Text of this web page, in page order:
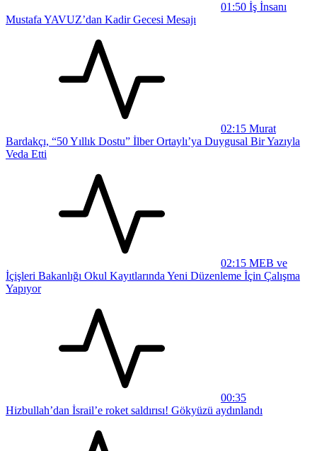
01:50 İş İnsanı
Mustafa YAVUZ’dan Kadir Gecesi Mesajı
02:15 Murat
Bardakçı, “50 Yıllık Dostu” İlber Ortaylı’ya Duygusal Bir Yazıyla
Veda Etti
02:15 MEB ve
İçişleri Bakanlığı Okul Kayıtlarında Yeni Düzenleme İçin Çalışma
Yapıyor
00:35
Hizbullah’dan İsrail’e roket saldırısı! Gökyüzü aydınlandı